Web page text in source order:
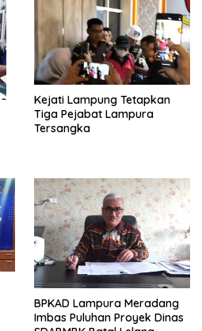
Kejati Lampung Tetapkan
Tiga Pejabat Lampura
Tersangka
BPKAD Lampura Meradang
Imbas Puluhan Proyek Dinas